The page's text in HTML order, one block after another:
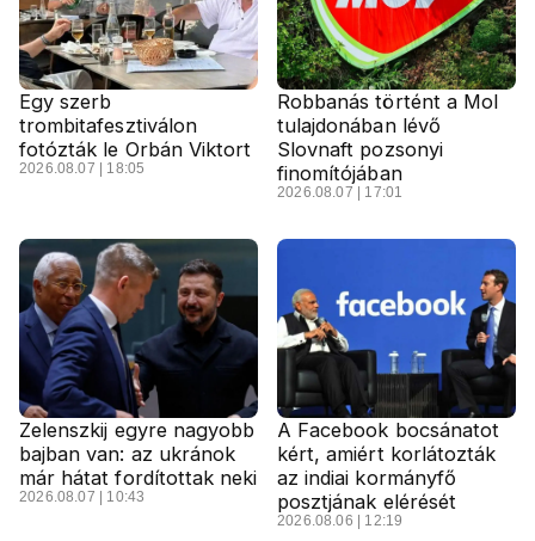
Egy szerb
trombitafesztiválon
fotózták le Orbán Viktort
2026.08.07 | 18:05
Robbanás történt a Mol
tulajdonában lévő
Slovnaft pozsonyi
finomítójában
2026.08.07 | 17:01
Zelenszkij egyre nagyobb
bajban van: az ukránok
már hátat fordítottak neki
2026.08.07 | 10:43
A Facebook bocsánatot
kért, amiért korlátozták
az indiai kormányfő
posztjának elérését
2026.08.06 | 12:19